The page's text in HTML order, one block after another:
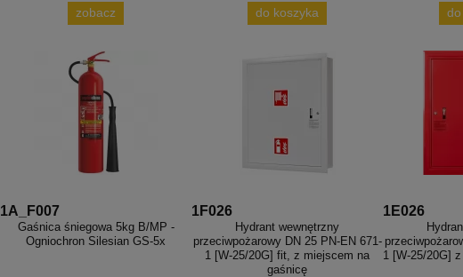
zobacz do koszyka
1A_F007
Gaśnica śniegowa 5kg B/MP -
Ogniochron Silesian GS-5x
1F026
Hydrant wewnętrzny
przeciwpożarowy DN 25 PN-EN 671-
1 [W-25/20G] fit, z miejscem na
gaśnicę
1E026
1 [W-25/20G]